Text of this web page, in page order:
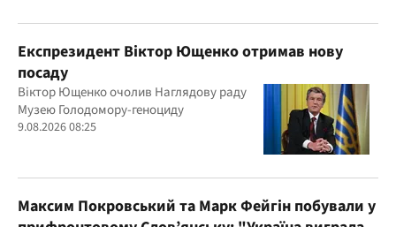
Експрезидент Віктор Ющенко отримав нову
посаду
Віктор Ющенко очолив Наглядову раду
Музею Голодомору-геноциду
9.08.2026 08:25
Максим Покровський та Марк Фейгін побували у